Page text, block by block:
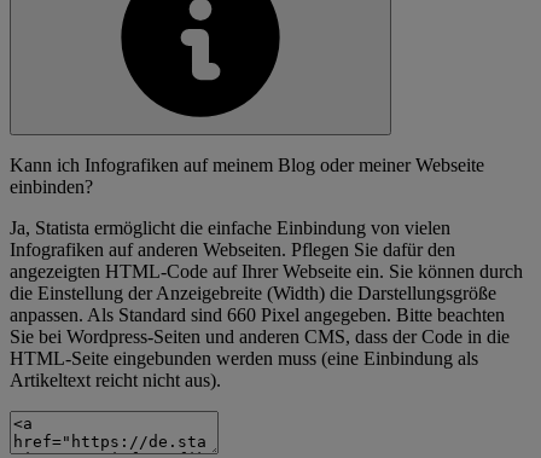
Kann ich Infografiken auf meinem Blog oder meiner Webseite
einbinden?
Ja, Statista ermöglicht die einfache Einbindung von vielen
Infografiken auf anderen Webseiten. Pflegen Sie dafür den
angezeigten HTML-Code auf Ihrer Webseite ein. Sie können durch
die Einstellung der Anzeigebreite (Width) die Darstellungsgröße
anpassen. Als Standard sind 660 Pixel angegeben. Bitte beachten
Sie bei Wordpress-Seiten und anderen CMS, dass der Code in die
HTML-Seite eingebunden werden muss (eine Einbindung als
Artikeltext reicht nicht aus).